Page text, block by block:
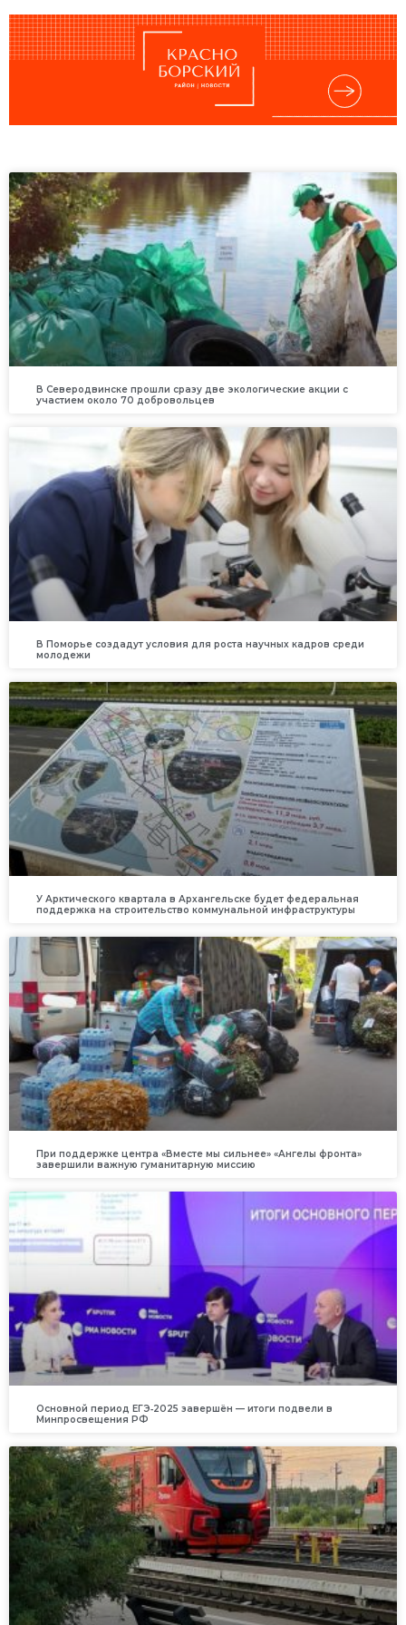
В Северодвинске прошли сразу две экологические акции с
участием около 70 добровольцев
В Поморье создадут условия для роста научных кадров среди
молодежи
У Арктического квартала в Архангельске будет федеральная
поддержка на строительство коммунальной инфраструктуры
При поддержке центра «Вместе мы сильнее» «Ангелы фронта»
завершили важную гуманитарную миссию
Основной период ЕГЭ‑2025 завершён — итоги подвели в
Минпросвещения РФ